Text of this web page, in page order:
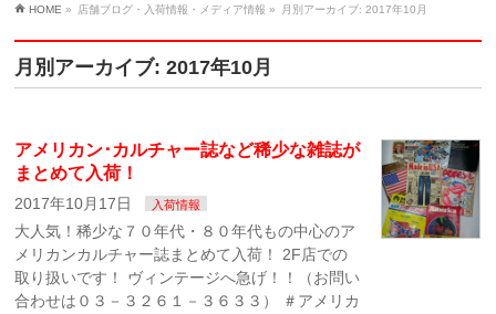
HOME » 店舗ブログ・入荷情報・メディア情報 » 月別アーカイブ: 2017年10月
月別アーカイブ: 2017年10月
アメリカン･カルチャー誌など稀少な雑誌が
まとめて入荷！
2017年10月17日 入荷情報
大人気！稀少な７０年代・８０年代もの中心のア
メリカンカルチャー誌まとめて入荷！ 2F店での
取り扱いです！ ヴィンテージへ急げ！！（お問い
合わせは０３－３２６１－３６３３） ＃アメリカ